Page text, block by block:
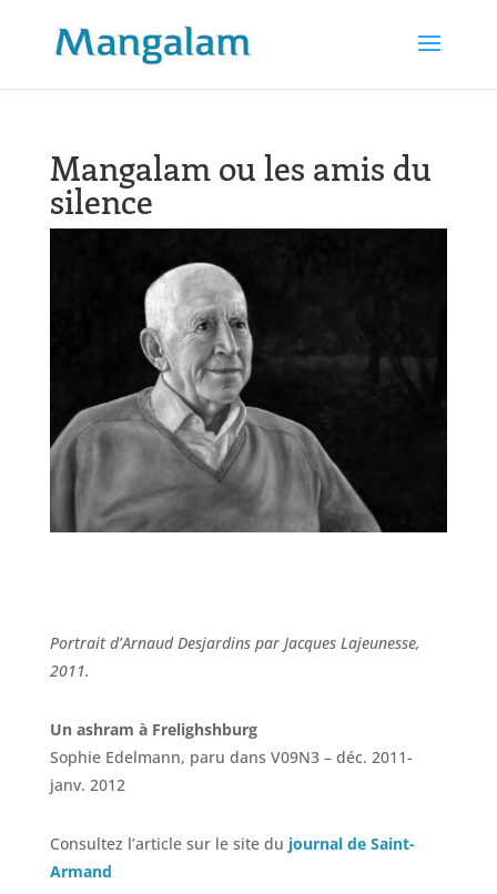
Mangalam ou les amis du
silence
Portrait d’Arnaud Desjardins par Jacques Lajeunesse,
2011.
Un ashram à Frelighshburg
Sophie Edelmann, paru dans V09N3 – déc. 2011-
janv. 2012
Consultez l’article sur le site du journal de Saint-
Armand